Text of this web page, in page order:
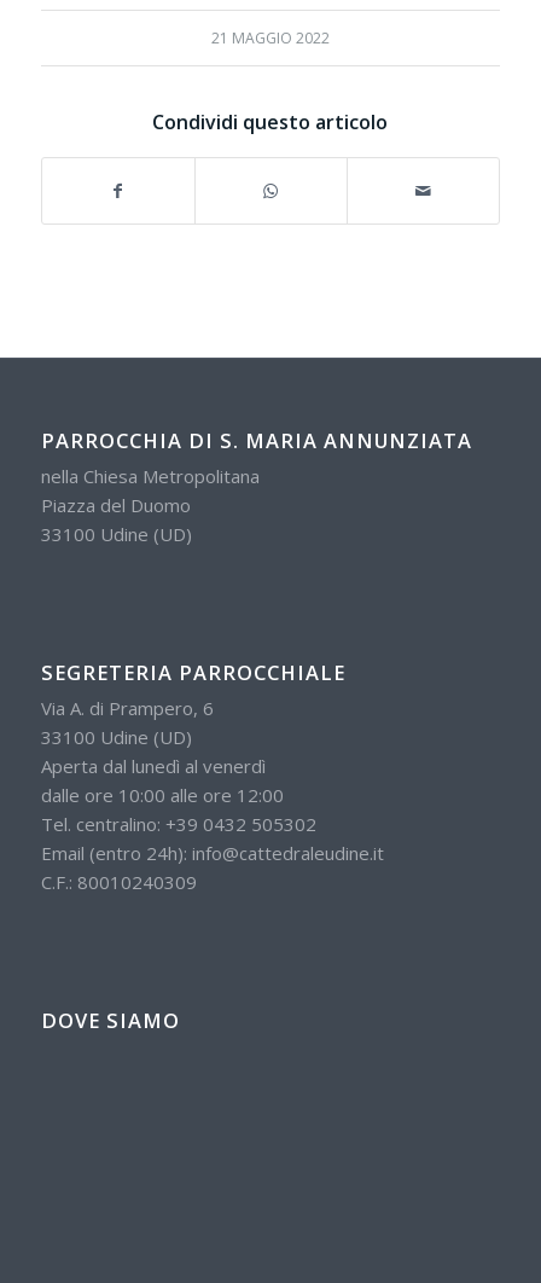
21 MAGGIO 2022
Condividi questo articolo
PARROCCHIA DI S. MARIA ANNUNZIATA
nella Chiesa Metropolitana
Piazza del Duomo
33100 Udine (UD)
SEGRETERIA PARROCCHIALE
Via A. di Prampero, 6
33100 Udine (UD)
Aperta dal lunedì al venerdì
dalle ore 10:00 alle ore 12:00
Tel. centralino: +39 0432 505302
Email (entro 24h): info@cattedraleudine.it
C.F.: 80010240309
DOVE SIAMO